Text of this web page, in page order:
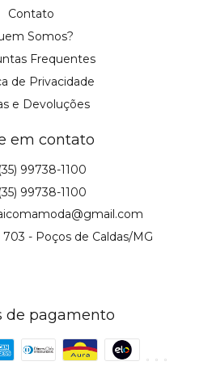
Contato
Somos?
Frequentes
de Privacidade
e Devoluções
em contato
(35) 99738-1100
(35) 99738-1100
703 - Poços de Caldas/MG
de pagamento